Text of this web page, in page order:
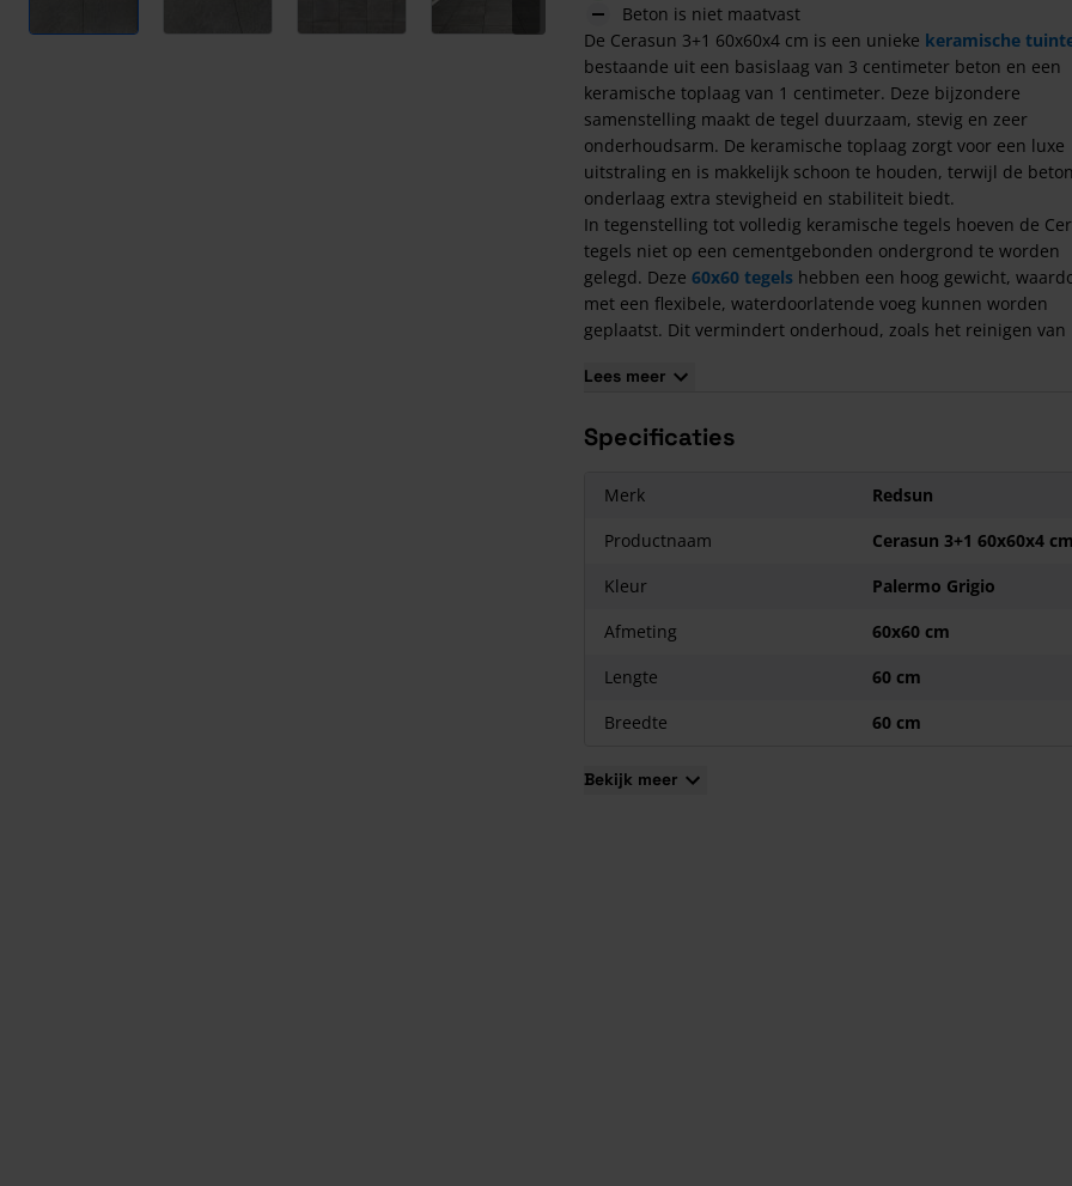
Beton is niet maatvast
De Cerasun 3+1 60x60x4 cm is een unieke keramische
bestaande uit een basislaag van 3 centimeter beton en een
keramische toplaag van 1 centimeter. Deze bijzondere
samenstelling maakt de tegel duurzaam, stevig en zeer
onderhoudsarm. De keramische toplaag zorgt voor een luxe
uitstraling en is makkelijk schoon te houden, terwijl de
onderlaag extra stevigheid en stabiliteit biedt.
In tegenstelling tot volledig keramische tegels hoeven de
tegels niet op een cementgebonden ondergrond te worden
gelegd. Deze 60x60 tegels hebben een hoog gewicht,
met een flexibele, waterdoorlatende voeg kunnen worden
geplaatst. Dit vermindert onderhoud, zoals het reinigen van
Cerasun tegels geleverd met 2 mm afstandhouders om
verschillende afmetingen, zoals 30x60 cm, 40x80 cm, 60x60
Zorg er bij het bestellen van deze
keramische tegels met
verband met breuk -en snijverlies.
Kenmerken van de Cerasun 60x60x4 tegels
Unieke combinatie van beton en keramiek;
Voorzien van afstandhouders;
Leverbaar in vele kleuren.
Lees meer
Specificaties
Merk
Redsun
Productnaam
Cerasun 3+1 60x60x4 cm
Kleur
Palermo Grigio
Afmeting
60x60 cm
Lengte
60 cm
Breedte
60 cm
Bekijk meer